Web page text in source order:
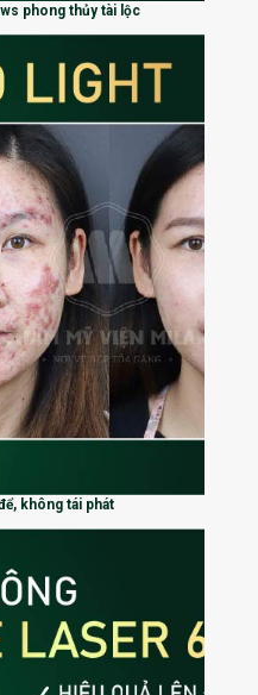
phong thủy tài lộc
không tái phát